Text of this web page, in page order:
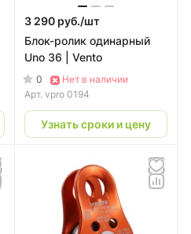
3 290 руб./шт
Блок-ролик одинарный
Uno 36 | Vento
0
Нет в наличии
Арт. vpro 0194
Узнать сроки и цену